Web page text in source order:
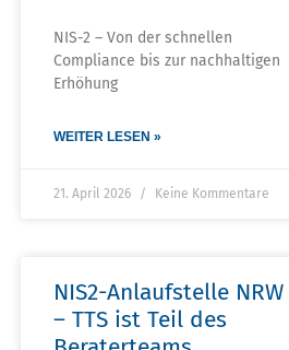
NIS-2 – Von der schnellen
Compliance bis zur nachhaltigen
Erhöhung
WEITER LESEN »
21. April 2026 Keine Kommentare
NIS2-Anlaufstelle NRW
– TTS ist Teil des